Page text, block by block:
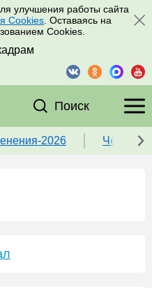
улучшения работы сайта
Cookies . Оставаясь на
Cookies.
Поиск
2026 Чек-